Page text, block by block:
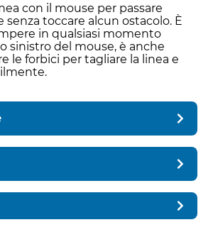
con il mouse per passare
senza toccare alcun ostacolo. È
in qualsiasi momento
sinistro del mouse, è anche
le forbici per tagliare la linea e